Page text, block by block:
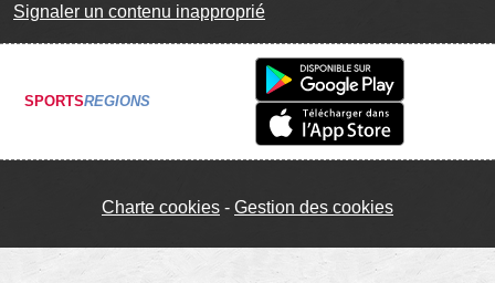
Signaler un contenu inapproprié
SPORTSREGIONS
Charte cookies Gestion des cookies